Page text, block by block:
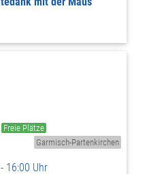
Freie Plätze
Garmisch-Partenkirchen
16:00 Uhr